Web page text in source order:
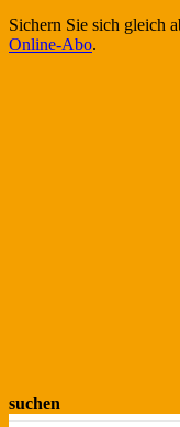
Sichern Sie sich gleich
Online-Abo.
suchen